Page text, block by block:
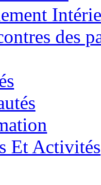
des
Et Activités